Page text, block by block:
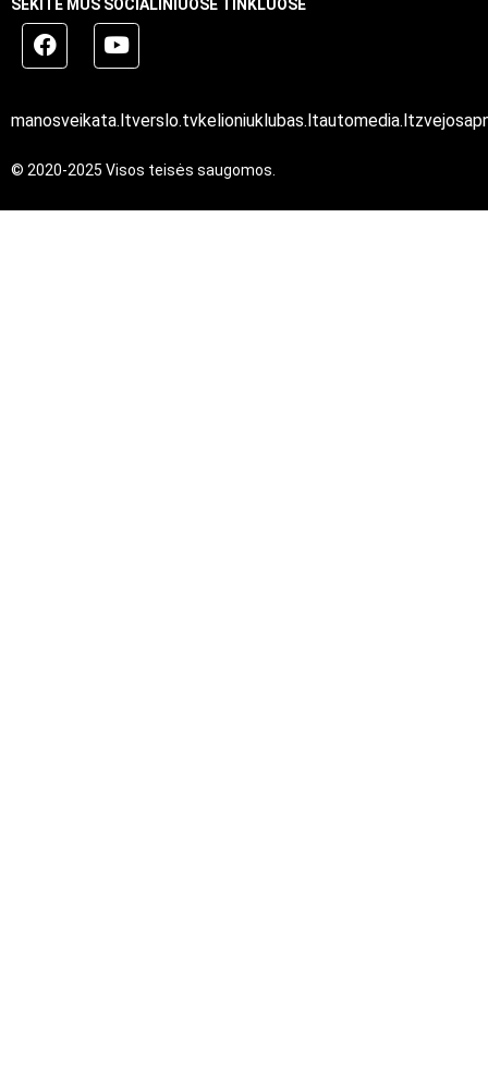
SEKITE MUS SOCIALINIUOSE TINKLUOSE
manosveikata.ltverslo.tvkelioniuklubas.ltautomedia.lt
© 2020-2025 Visos teisės saugomos.